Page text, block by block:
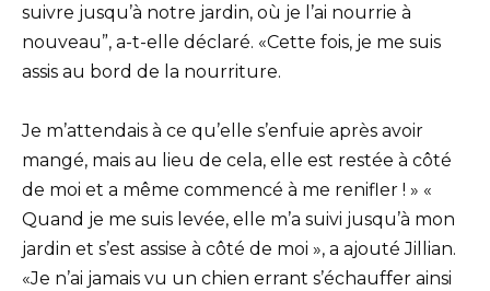
suivre jusqu’à notre jardin, où je l’ai nourrie à
nouveau”, a-t-elle déclaré. «Cette fois, je me suis
assis au bord de la nourriture.
Je m’attendais à ce qu’elle s’enfuie après avoir
mangé, mais au lieu de cela, elle est restée à côté
de moi et a même commencé à me renifler ! » «
Quand je me suis levée, elle m’a suivi jusqu’à mon
jardin et s’est assise à côté de moi », a ajouté Jillian.
«Je n’ai jamais vu un chien errant s’échauffer ainsi